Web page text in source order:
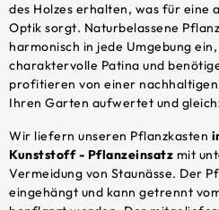
des Holzes erhalten, was für eine
Optik sorgt. Naturbelassene
harmonisch in jede Umgebung
charaktervolle Patina und
profitieren von einer
Ihren Garten aufwertet und
Wir liefern unseren Pflanzkasten
Kunststoff - Pflanzeinsatz mit
Vermeidung von Staunässe. Der
eingehängt und kann getrennt